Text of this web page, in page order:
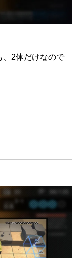
、2体だけなので